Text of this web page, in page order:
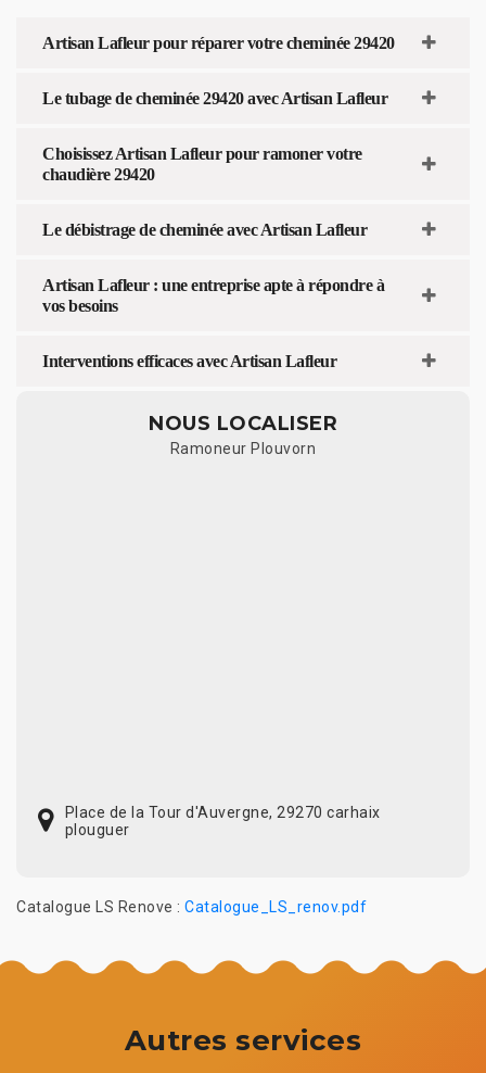
Artisan Lafleur pour réparer votre cheminée 29420
Le tubage de cheminée 29420 avec Artisan Lafleur
Choisissez Artisan Lafleur pour ramoner votre
chaudière 29420
Le débistrage de cheminée avec Artisan Lafleur
Artisan Lafleur : une entreprise apte à répondre à
vos besoins
Interventions efficaces avec Artisan Lafleur
NOUS LOCALISER
Ramoneur Plouvorn
Place de la Tour d'Auvergne, 29270 carhaix
plouguer
Catalogue LS Renove : Catalogue_LS_renov.pdf
Autres services